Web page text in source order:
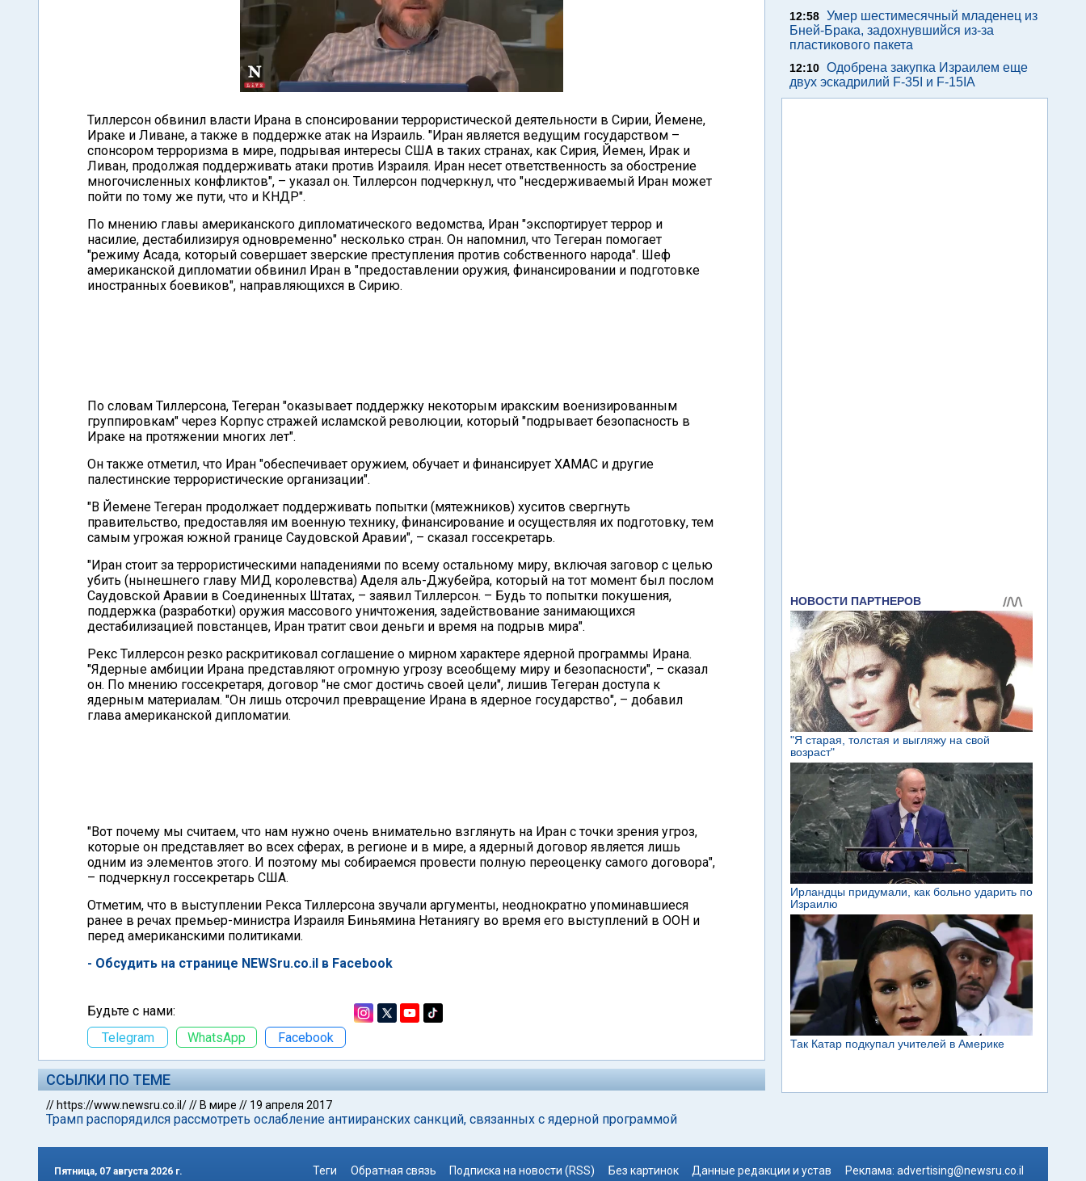
Тиллерсон обвинил власти Ирана в спонсировании террористической деятельности в Сирии, Йемене,
Ираке и Ливане, а также в поддержке атак на Израиль. "Иран является ведущим государством –
спонсором терроризма в мире, подрывая интересы США в таких странах, как Сирия, Йемен, Ирак и
Ливан, продолжая поддерживать атаки против Израиля. Иран несет ответственность за обострение
многочисленных конфликтов", – указал он. Тиллерсон подчеркнул, что "несдерживаемый Иран может
пойти по тому же пути, что и КНДР".
По мнению главы американского дипломатического ведомства, Иран "экспортирует террор и
насилие, дестабилизируя одновременно" несколько стран. Он напомнил, что Тегеран помогает
"режиму Асада, который совершает зверские преступления против собственного народа". Шеф
американской дипломатии обвинил Иран в "предоставлении оружия, финансировании и подготовке
иностранных боевиков", направляющихся в Сирию.
По словам Тиллерсона, Тегеран "оказывает поддержку некоторым иракским военизированным
группировкам" через Корпус стражей исламской революции, который "подрывает безопасность в
Ираке на протяжении многих лет".
Он также отметил, что Иран "обеспечивает оружием, обучает и финансирует ХАМАС и другие
палестинские террористические организации".
"В Йемене Тегеран продолжает поддерживать попытки (мятежников) хуситов свергнуть
правительство, предоставляя им военную технику, финансирование и осуществляя их подготовку, тем
самым угрожая южной границе Саудовской Аравии", – сказал госсекретарь.
"Иран стоит за террористическими нападениями по всему остальному миру, включая заговор с целью
убить (нынешнего главу МИД королевства) Аделя аль-Джубейра, который на тот момент был послом
Саудовской Аравии в Соединенных Штатах, – заявил Тиллерсон. – Будь то попытки покушения,
поддержка (разработки) оружия массового уничтожения, задействование занимающихся
дестабилизацией повстанцев, Иран тратит свои деньги и время на подрыв мира".
Рекс Тиллерсон резко раскритиковал соглашение о мирном характере ядерной программы Ирана.
"Ядерные амбиции Ирана представляют огромную угрозу всеобщему миру и безопасности", – сказал
он. По мнению госсекретаря, договор "не смог достичь своей цели", лишив Тегеран доступа к
ядерным материалам. "Он лишь отсрочил превращение Ирана в ядерное государство", – добавил
глава американской дипломатии.
"Вот почему мы считаем, что нам нужно очень внимательно взглянуть на Иран с точки зрения угроз,
которые он представляет во всех сферах, в регионе и в мире, а ядерный договор является лишь
одним из элементов этого. И поэтому мы собираемся провести полную переоценку самого договора",
– подчеркнул госсекретарь США.
Отметим, что в выступлении Рекса Тиллерсона звучали аргументы, неоднократно упоминавшиеся
ранее в речах премьер-министра Израиля Биньямина Нетаниягу во время его выступлений в ООН и
перед американскими политиками.
- Обсудить на странице NEWSru.co.il в Facebook
Будьте с нами:
Telegram
WhatsApp Facebook
ССЫЛКИ ПО ТЕМЕ
// https://www.newsru.co.il/// В мире // 19 апреля 2017
Трамп распорядился рассмотреть ослабление антииранских санкций, связанных с ядерной программой
12:58 Умер шестимесячный младенец из
Бней-Брака, задохнувшийся из-за
пластикового пакета
12:10 Одобрена закупка Израилем еще
двух эскадрилий F-35I и F-15IA
Пятница, 07 августа 2026 г. Теги Обратная связь Подписка на новости (RSS) Без картинок Данные редакции и устав Реклама: advertising@newsru.co.il